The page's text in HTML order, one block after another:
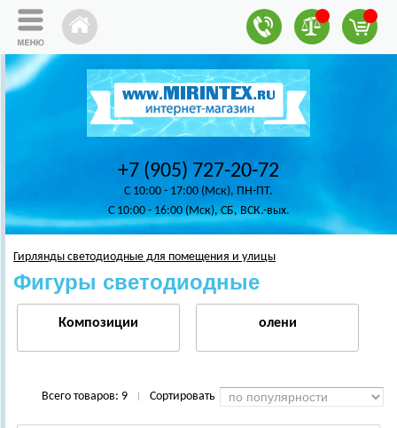
+7 (905) 727-20-72
C 10:00 - 17:00 (Мск), ПН-ПТ.
C 10:00 - 16:00 (Мск), СБ, ВСК.-вых.
Гирлянды светодиодные для помещения и улицы
Фигуры светодиодные
Композиции олени
Всего товаров: 9 Сортировать